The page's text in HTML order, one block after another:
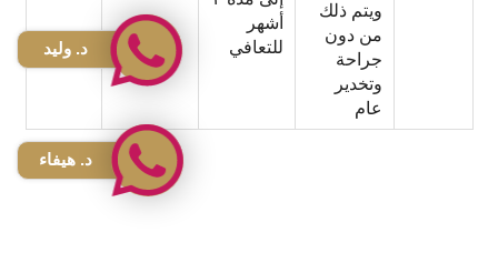
ويتم ذلك
من دون
جراحة
وتخدير
عام
أشهر
للتعافي
د. وليد
د. هيفاء